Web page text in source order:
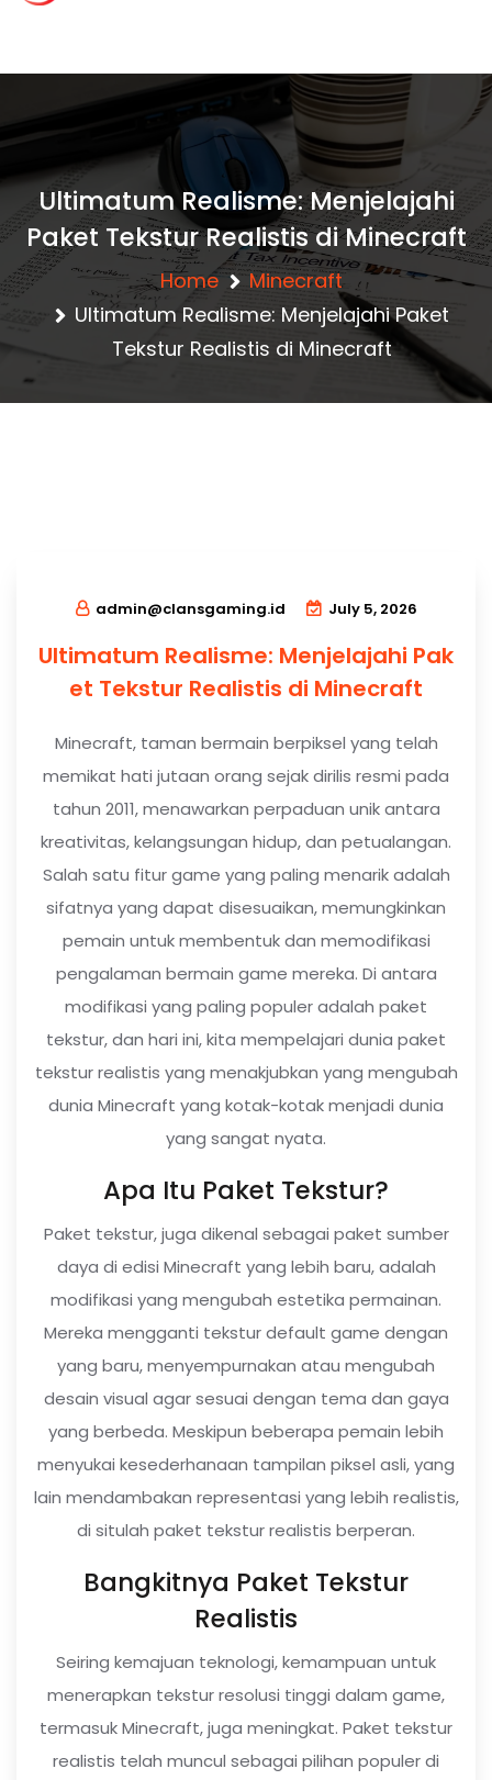
c
lansgaming.id – R
ahasia Clash of Cla
ns Terbaru
Ultimatum Realisme: Menjelajahi
Paket Tekstur Realistis di Minecraft
Home
Minecraft
Ultimatum Realisme: Menjelajahi Paket
Tekstur Realistis di Minecraft
admin@clansgaming.id July 5, 2026
Ultimatum Realisme: Menjelajahi Pak
et Tekstur Realistis di Minecraft
Minecraft, taman bermain berpiksel yang telah
memikat hati jutaan orang sejak dirilis resmi pada
tahun 2011, menawarkan perpaduan unik antara
kreativitas, kelangsungan hidup, dan petualangan.
Salah satu fitur game yang paling menarik adalah
sifatnya yang dapat disesuaikan, memungkinkan
pemain untuk membentuk dan memodifikasi
pengalaman bermain game mereka. Di antara
modifikasi yang paling populer adalah paket
tekstur, dan hari ini, kita mempelajari dunia paket
tekstur realistis yang menakjubkan yang mengubah
dunia Minecraft yang kotak-kotak menjadi dunia
yang sangat nyata.
Apa Itu Paket Tekstur?
Paket tekstur, juga dikenal sebagai paket sumber
daya di edisi Minecraft yang lebih baru, adalah
modifikasi yang mengubah estetika permainan.
Mereka mengganti tekstur default game dengan
yang baru, menyempurnakan atau mengubah
desain visual agar sesuai dengan tema dan gaya
yang berbeda. Meskipun beberapa pemain lebih
menyukai kesederhanaan tampilan piksel asli, yang
lain mendambakan representasi yang lebih realistis,
di situlah paket tekstur realistis berperan.
Bangkitnya Paket Tekstur
Realistis
Seiring kemajuan teknologi, kemampuan untuk
menerapkan tekstur resolusi tinggi dalam game,
termasuk Minecraft, juga meningkat. Paket tekstur
realistis telah muncul sebagai pilihan populer di